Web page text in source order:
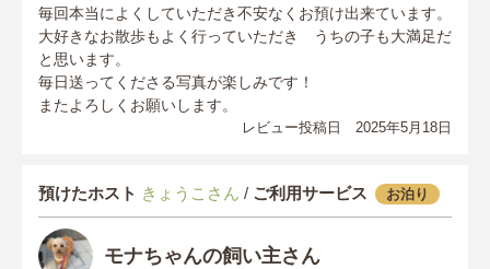
毎回本当によくしていただき不安なくお預け出来ています。
大好きなお散歩もよく行っていただき うちの子も大満足だ
と思います。
毎日送ってくださる写真が楽しみです！
またよろしくお願いします。
レビュー投稿日 2025年5月18日
預けたホスト きょうこさん / ご利用サービス お泊り
モナちゃんの飼い主さん